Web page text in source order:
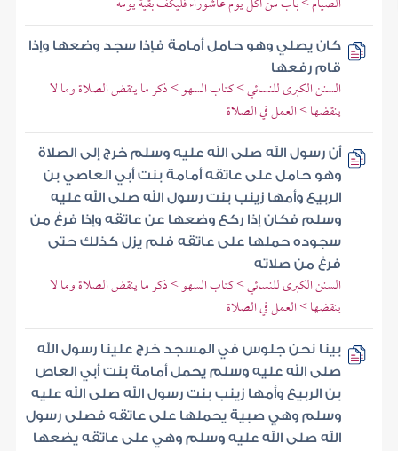
كان يصلي وهو حامل أمامة فإذا سجد وضعها وإذا
قام رفعها
السنن الكبرى للنسائي > كتاب السهو > ذكر ما ينقض الصلاة وما لا
ينقضها > العمل في الصلاة
أن رسول الله صلى الله عليه وسلم خرج إلى الصلاة
وهو حامل على عاتقه أمامة بنت أبي العاصي بن
الربيع وأمها زينب بنت رسول الله صلى الله عليه
وسلم فكان إذا ركع وضعها عن عاتقه وإذا فرغ من
سجوده حملها على عاتقه فلم يزل كذلك حتى
فرغ من صلاته
السنن الكبرى للنسائي > كتاب السهو > ذكر ما ينقض الصلاة وما لا
ينقضها > العمل في الصلاة
بينا نحن جلوس في المسجد خرج علينا رسول الله
صلى الله عليه وسلم يحمل أمامة بنت أبي العاص
بن الربيع وأمها زينب بنت رسول الله صلى الله عليه
وسلم وهي صبية يحملها على عاتقه فصلى رسول
الله صلى الله عليه وسلم وهي على عاتقه يضعها